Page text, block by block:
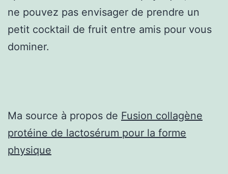
ne pouvez pas envisager de prendre un
petit cocktail de fruit entre amis pour vous
dominer.
Ma source à propos de Fusion collagène
protéine de lactosérum pour la forme
physique